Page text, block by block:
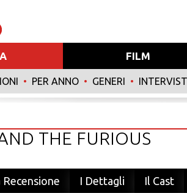
FILM
• PER ANNO • GENERI •
THE FURIOUS
Recensione I Dettagli Il Cast